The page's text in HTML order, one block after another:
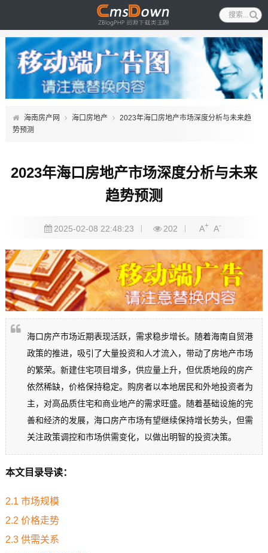
海南房产网 海口房地产
2023年海口房地产市场深度分析与未来趋
势预测
2023年海口房地产市场深度分析与未来
趋势预测
2025-02-08 22:48:23 202 A+ A-
海口房产市场近期表现活跃，需求稳步增长。随着海南自贸港
政策的推进，吸引了大量投资和人才流入，带动了房地产市场
的繁荣。新建住宅项目增多，供应量上升，但优质地段的房产
依然稀缺，价格保持稳定。购房者以本地居民和外地投资者为
主，对高品质住宅和商业地产的需求旺盛。随着基础设施的完
善和经济的发展，海口房产市场有望继续保持增长势头，但需
关注政策调控和市场供需变化，以做出明智的投资决策。
本文目录导读：
2.1 市场规模
2.2 价格走势
2.3 供需关系